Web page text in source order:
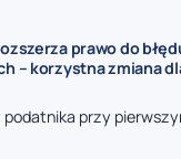
prawo do
– korzystna zmiana
przy